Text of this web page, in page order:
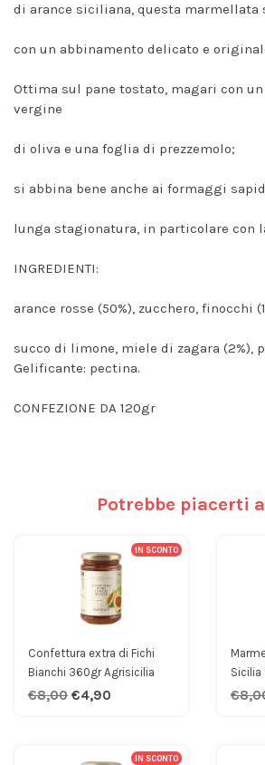
di arance siciliana, questa marmellata
con un abbinamento delicato e
Ottima sul pane tostato, magari con
vergine
di oliva e una foglia di prezzemolo;
si abbina bene anche ai formaggi
lunga stagionatura, in particolare con
INGREDIENTI:
arance rosse (50%), zucchero, finocchi
succo di limone, miele di zagara (2%),
Gelificante: pectina.
CONFEZIONE DA 120gr
Potrebbe piacerti
IN SCONTO
Confettura extra di Fichi
Bianchi 360gr Agrisicilia
€8,00 €4,90
Sicilia
IN SCONTO